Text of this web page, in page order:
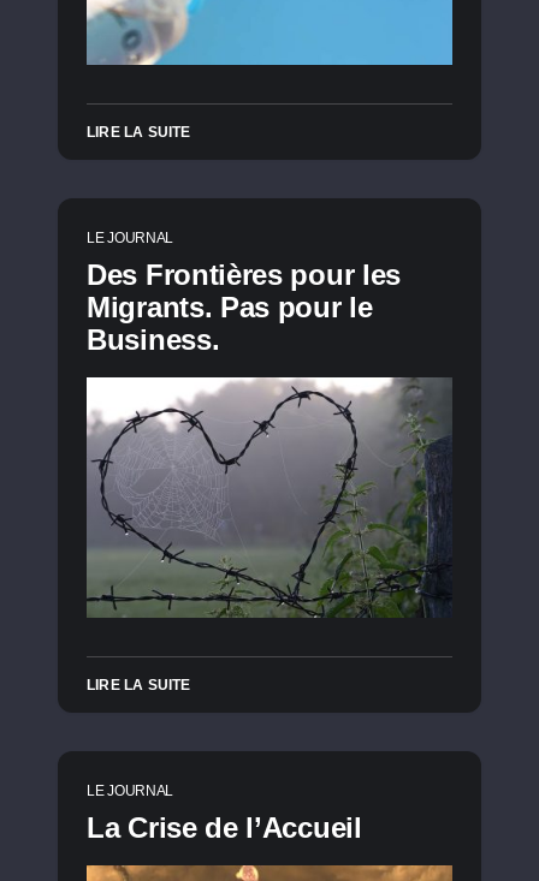
LIRE LA SUITE
LE JOURNAL
Des Frontières pour les
Migrants. Pas pour le
Business.
LIRE LA SUITE
LE JOURNAL
La Crise de l’Accueil